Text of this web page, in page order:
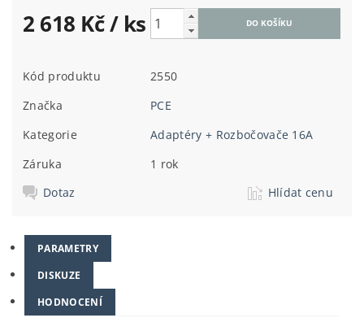
2 618 Kč/ ks
Kód produktu
2550
Značka
PCE
Kategorie
Adaptéry + Rozbočovače 16A
Záruka
1 rok
Dotaz
Hlídat cenu
PARAMETRY
DISKUZE
HODNOCENÍ